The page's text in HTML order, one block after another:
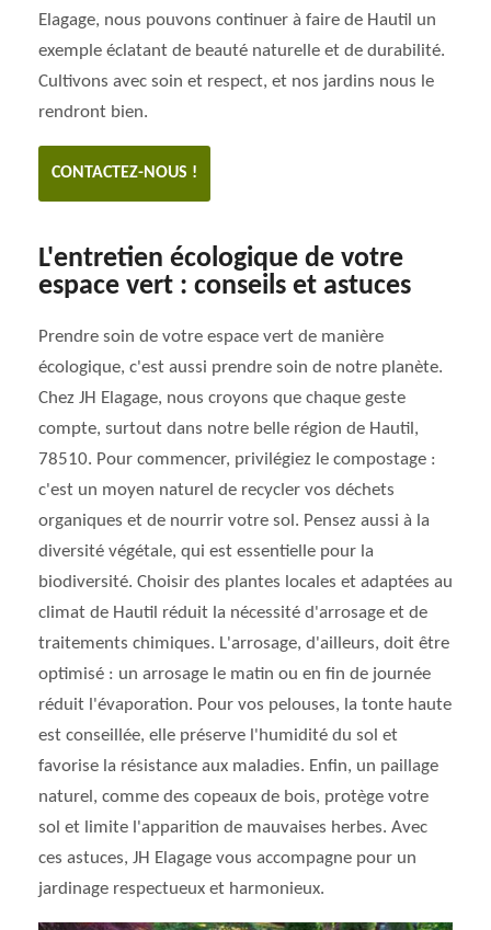
Elagage, nous pouvons continuer à faire de Hautil un
exemple éclatant de beauté naturelle et de durabilité.
Cultivons avec soin et respect, et nos jardins nous le
rendront bien.
CONTACTEZ-NOUS !
L'entretien écologique de votre
espace vert : conseils et astuces
Prendre soin de votre espace vert de manière
écologique, c'est aussi prendre soin de notre planète.
Chez JH Elagage, nous croyons que chaque geste
compte, surtout dans notre belle région de Hautil,
78510. Pour commencer, privilégiez le compostage :
c'est un moyen naturel de recycler vos déchets
organiques et de nourrir votre sol. Pensez aussi à la
diversité végétale, qui est essentielle pour la
biodiversité. Choisir des plantes locales et adaptées au
climat de Hautil réduit la nécessité d'arrosage et de
traitements chimiques. L'arrosage, d'ailleurs, doit être
optimisé : un arrosage le matin ou en fin de journée
réduit l'évaporation. Pour vos pelouses, la tonte haute
est conseillée, elle préserve l'humidité du sol et
favorise la résistance aux maladies. Enfin, un paillage
naturel, comme des copeaux de bois, protège votre
sol et limite l'apparition de mauvaises herbes. Avec
ces astuces, JH Elagage vous accompagne pour un
jardinage respectueux et harmonieux.